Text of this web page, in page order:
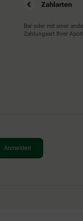
Zahlarten
Bar oder mit einer
Zahlungsart Ihrer